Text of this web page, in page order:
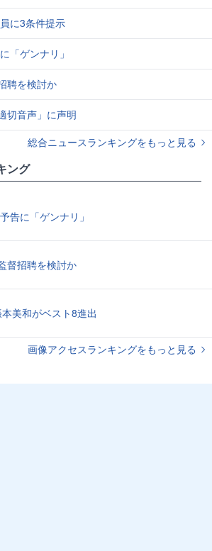
に3条件提示
「ゲンナリ」
聘を検討か
切音声」に声明
総合ニュースランキングをもっと見る
ング
告に「ゲンナリ」
督招聘を検討か
美和がベスト8進出
画像アクセスランキングをもっと見る